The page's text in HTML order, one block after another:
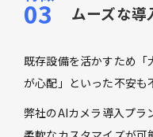
ムーズな導
既存設備を活かすため「
が心配」といった不安も
弊社のAIカメラ導入プラ